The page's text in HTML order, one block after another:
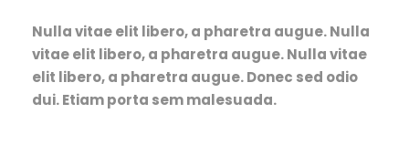
Nulla vitae elit libero, a pharetra augue. Nulla
vitae elit libero, a pharetra augue. Nulla vitae
elit libero, a pharetra augue. Donec sed odio
dui. Etiam porta sem malesuada.